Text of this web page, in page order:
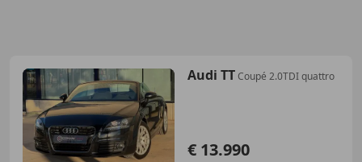
Audi TTCoupé 2.0TDI quattro
€ 13.990